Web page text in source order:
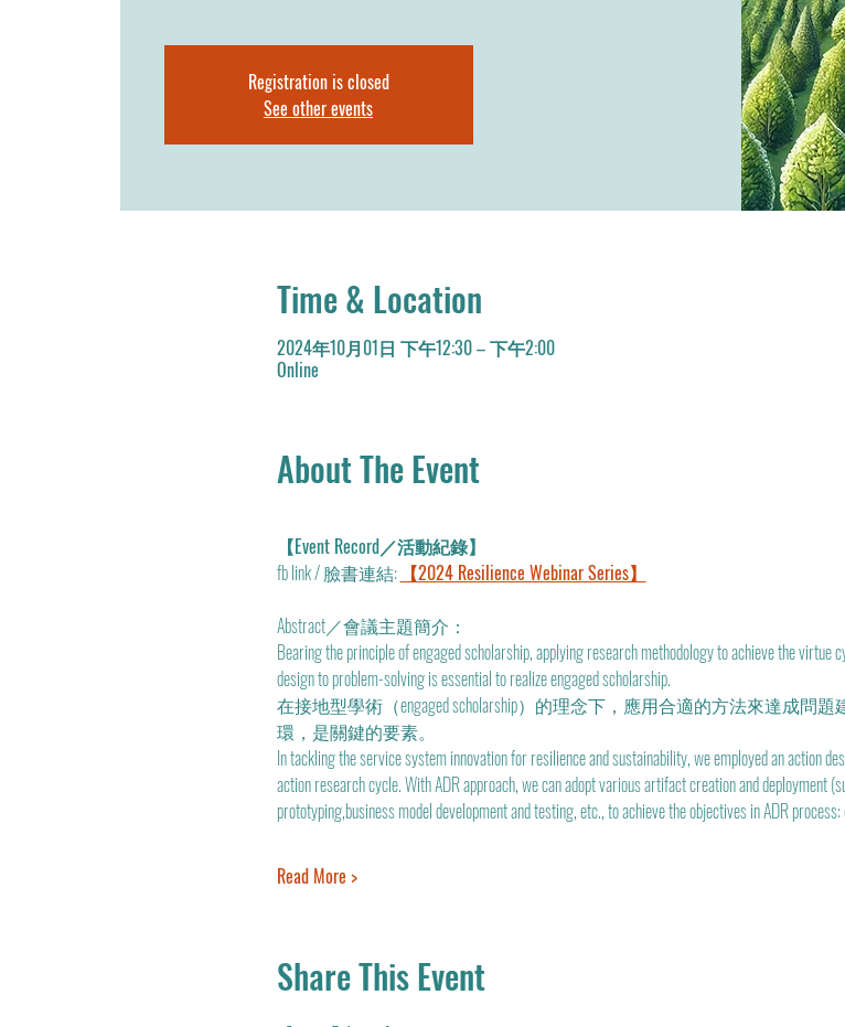
Registration is closed
See other events
Time & Location
2024年10月01日 下午12:30 – 下午2:00
Online
About The Event
【Event Record／活動紀錄】
fb link / 臉書連結: 【2024 Resilience Webinar Series】
Abstract／會議主題簡介：
Bearing the principle of engaged scholarship, applying research methodology to achieve the
design to problem-solving is essential to realize engaged scholarship.
在接地型學術（engaged scholarship）的理念下，應用合適的方法來達成
環，是關鍵的要素。
In tackling the service system innovation for resilience and sustainability, we employed an action
action research cycle. With ADR approach, we can adopt various artifact creation and deployment
prototyping,business model development and testing, etc., to achieve the objectives in ADR
Read More >
Share This Event